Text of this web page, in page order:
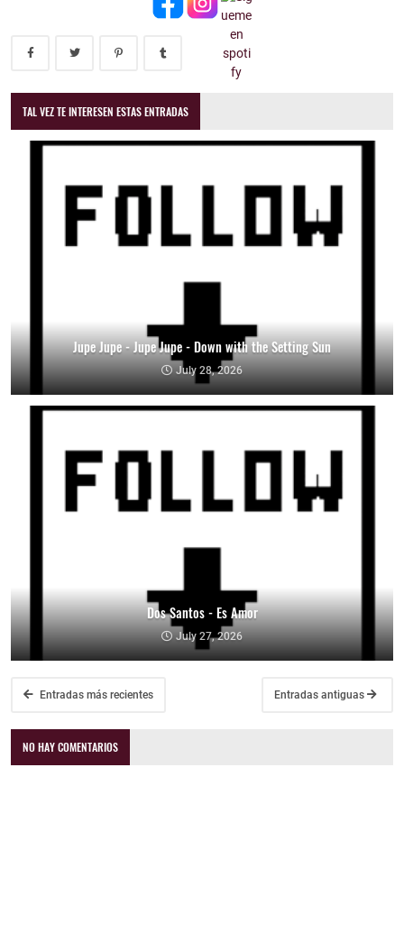
TAL VEZ TE INTERESEN ESTAS ENTRADAS
Jupe Jupe - Jupe Jupe - Down with the Setting Sun
July 28, 2026
Dos Santos - Es Amor
July 27, 2026
Entradas más recientes Entradas antiguas
NO HAY COMENTARIOS